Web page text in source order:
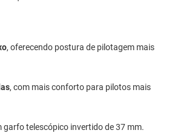
, oferecendo postura de pilotagem mais
, com mais conforto para pilotos mais
garfo telescópico invertido de 37 mm.